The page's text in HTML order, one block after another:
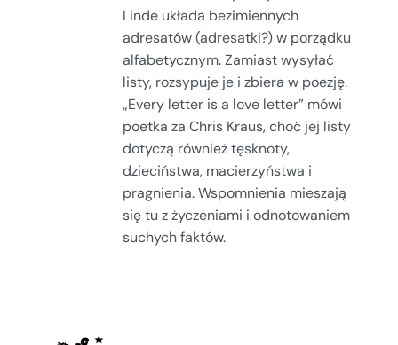
Linde układa bezimiennych
adresatów (adresatki?) w porządku
alfabetycznym. Zamiast wysyłać
listy, rozsypuje je i zbiera w poezję.
„Every letter is a love letter” mówi
poetka za Chris Kraus, choć jej listy
dotyczą również tęsknoty,
dzieciństwa, macierzyństwa i
pragnienia. Wspomnienia mieszają
się tu z życzeniami i odnotowaniem
suchych faktów.